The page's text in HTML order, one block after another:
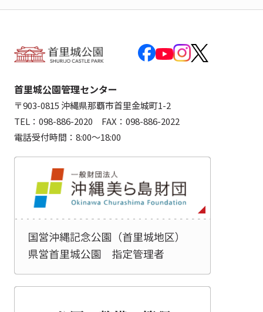
首里城公園管理センター
〒903-0815 沖縄県那覇市首里金城町1-2
TEL：098-886-2020 FAX：098-886-2022
電話受付時間：8:00～18:00